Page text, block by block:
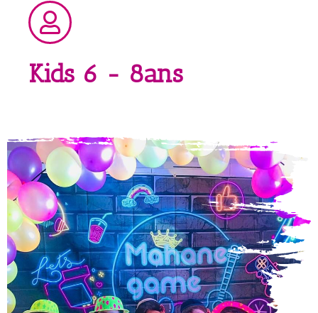
Kids 6 - 8ans